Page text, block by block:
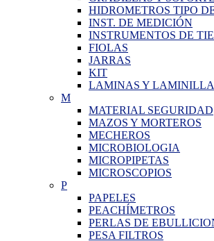
HIDROMETROS TIPO
INST. DE MEDICIÓN
INSTRUMENTOS DE
FIOLAS
JARRAS
KIT
LAMINAS Y
M
MATERIAL SEGURIDAD
MAZOS Y MORTEROS
MECHEROS
MICROBIOLOGIA
MICROPIPETAS
MICROSCOPIOS
P
PAPELES
PEACHÍMETROS
PERLAS DE
PESA FILTROS